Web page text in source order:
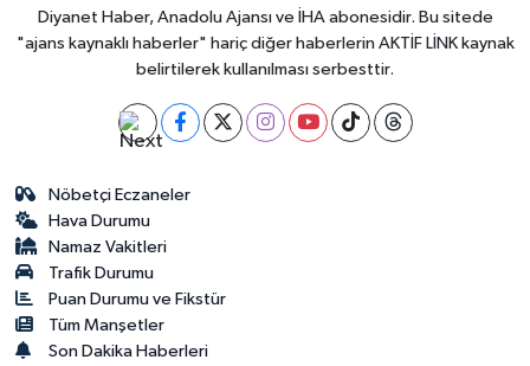
Diyanet Haber, Anadolu Ajansı ve İHA abonesidir. Bu sitede
"ajans kaynaklı haberler" hariç diğer haberlerin AKTİF LİNK kaynak
belirtilerek kullanılması serbesttir.
Nöbetçi Eczaneler
Hava Durumu
Namaz Vakitleri
Trafik Durumu
Puan Durumu ve Fikstür
Tüm Manşetler
Son Dakika Haberleri